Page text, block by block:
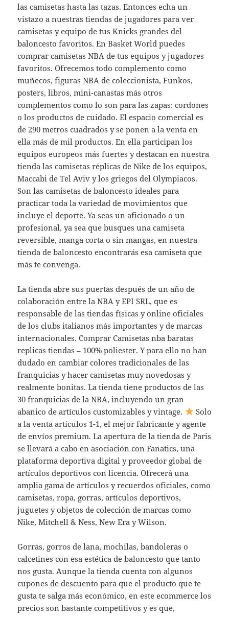
las camisetas hasta las tazas. Entonces echa un
vistazo a nuestras tiendas de jugadores para ver
camisetas y equipo de tus Knicks grandes del
baloncesto favoritos. En Basket World puedes
comprar camisetas NBA de tus equipos y jugadores
favoritos. Ofrecemos todo complemento como
muñecos, figuras NBA de coleccionista, Funkos,
posters, libros, mini-canastas más otros
complementos como lo son para las zapas: cordones
o los productos de cuidado. El espacio comercial es
de 290 metros cuadrados y se ponen a la venta en
ella más de mil productos. En ella participan los
equipos europeos más fuertes y destacan en nuestra
tienda las camisetas réplicas de Nike de los equipos,
Maccabi de Tel Aviv y los griegos del Olympiacos.
Son las camisetas de baloncesto ideales para
practicar toda la variedad de movimientos que
incluye el deporte. Ya seas un aficionado o un
profesional, ya sea que busques una camiseta
reversible, manga corta o sin mangas, en nuestra
tienda de baloncesto encontrarás esa camiseta que
más te convenga.
La tienda abre sus puertas después de un año de
colaboración entre la NBA y EPI SRL, que es
responsable de las tiendas físicas y online oficiales
de los clubs italianos más importantes y de marcas
internacionales. Comprar Camisetas nba baratas
replicas tiendas – 100% poliester. Y para ello no han
dudado en cambiar colores tradicionales de las
franquicias y hacer camisetas muy novedosas y
realmente bonitas. La tienda tiene productos de las
30 franquicias de la NBA, incluyendo un gran
abanico de artículos customizables y vintage.
Solo
a la venta artículos 1-1, el mejor fabricante y agente
de envíos premium. La apertura de la tienda de Paris
se llevará a cabo en asociación con Fanatics, una
plataforma deportiva digital y proveedor global de
artículos deportivos con licencia. Ofrecerá una
amplia gama de artículos y recuerdos oficiales, como
camisetas, ropa, gorras, artículos deportivos,
juguetes y objetos de colección de marcas como
Nike, Mitchell & Ness, New Era y Wilson.
Gorras, gorros de lana, mochilas, bandoleras o
calcetines con esa estética de baloncesto que tanto
nos gusta. Aunque la tienda cuenta con algunos
cupones de descuento para que el producto que te
gusta te salga más económico, en este ecommerce los
precios son bastante competitivos y es que,